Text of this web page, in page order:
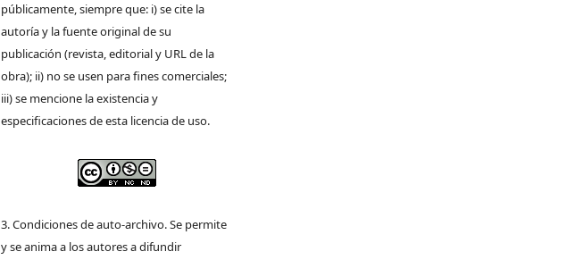
públicamente, siempre que: i) se cite la
autoría y la fuente original de su
publicación (revista, editorial y URL de la
obra); ii) no se usen para fines comerciales;
iii) se mencione la existencia y
especificaciones de esta licencia de uso.
3. Condiciones de auto-archivo. Se permite
y se anima a los autores a difundir